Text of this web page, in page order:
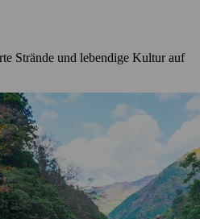
Strände und lebendige Kultur auf